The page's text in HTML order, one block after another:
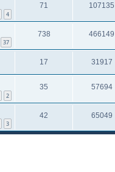
4
71 107135
37
738 466149
17 31917
2
35 57694
3
42 65049